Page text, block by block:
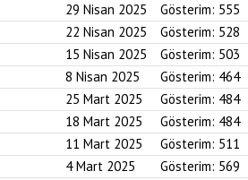
29 Nisan 2025 Gösterim: 555
22 Nisan 2025 Gösterim: 528
15 Nisan 2025 Gösterim: 503
8 Nisan 2025 Gösterim: 464
25 Mart 2025 Gösterim: 484
18 Mart 2025 Gösterim: 484
11 Mart 2025 Gösterim: 511
4 Mart 2025 Gösterim: 569